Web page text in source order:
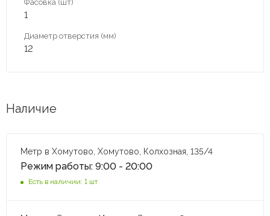
Фасовка (шт)
1
Диаметр отверстия (мм)
12
Наличие
Метр в Хомутово, Хомутово, Колхозная, 135/4
Режим работы: 9:00 - 20:00
Есть в наличии: 1 шт